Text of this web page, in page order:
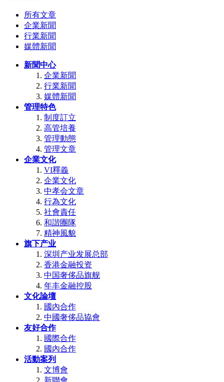
所有文章
企業新聞
行業新聞
媒體新聞
新聞中心
企業新聞
行業新聞
媒體新聞
管理特色
制度訂立
高管培養
管理動態
管理文章
企業文化
VI釋義
企業文化
中孝会文章
行為文化
社會責任
和諧團隊
精神風貌
旗下产业
深圳产业发展总部
香港金融投资
中国奢侈品旗舰
年丰金融控股
文化論壇
國內合作
中國奢侈品協會
友好合作
國際合作
國內合作
活動案列
文博會